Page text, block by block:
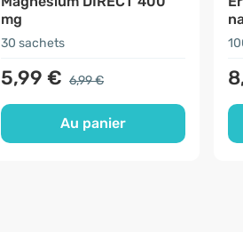
mg
30 sachets
5,99 € 6,99 €
Au panier